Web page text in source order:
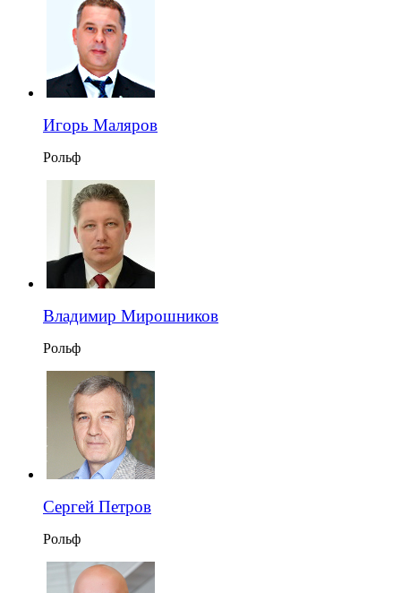
Игорь Маляров
Рольф
Владимир Мирошников
Рольф
Сергей Петров
Рольф